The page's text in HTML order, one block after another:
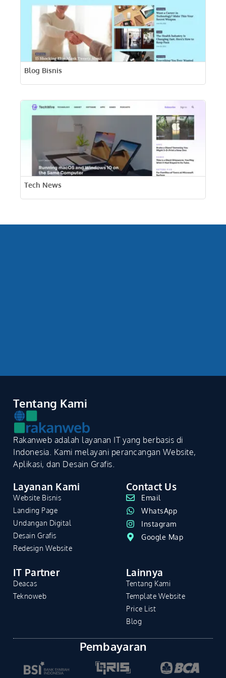
Blog Bisnis
Tech News
Tentang Kami
Rakanweb adalah layanan IT yang berbasis di
Indonesia. Kami melayani perancangan Website,
Aplikasi, dan Desain Grafis.
Layanan Kami
Website Bisnis
Landing Page
Undangan Digital
Desain Grafis
Redesign Website
Contact Us
Email
WhatsApp
Instagram
Google Map
IT Partner
Deacas
Teknoweb
Lainnya
Tentang Kami
Template Website
Price List
Blog
Pembayaran